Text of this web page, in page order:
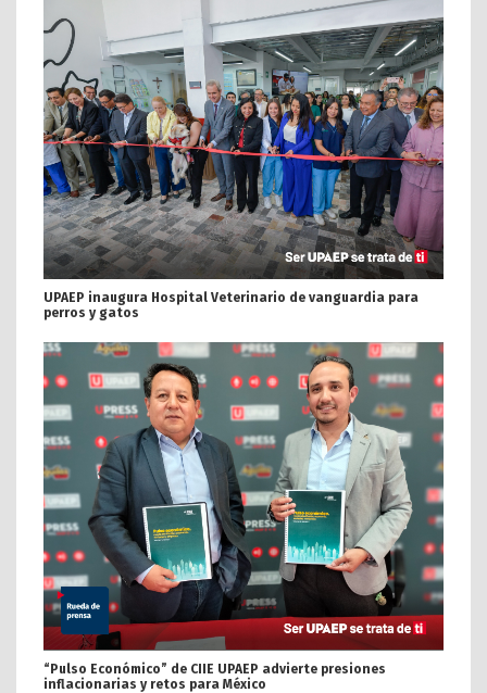
UPAEP inaugura Hospital Veterinario de vanguardia para
perros y gatos
“Pulso Económico” de CIIE UPAEP advierte presiones
inflacionarias y retos para México